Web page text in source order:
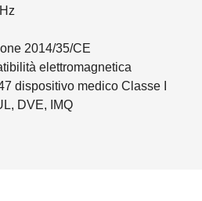
2014/35/CE
elettromagnetica
dispositivo medico Classe I
DVE, IMQ